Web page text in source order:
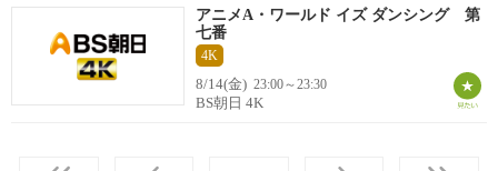
アニメA・ワールド イズ ダンシング 第
七番
4K
8/14(金) 23:00～23:30
BS朝日 4K